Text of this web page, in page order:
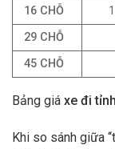
16 CHỖ
29 CHỖ
45 CHỖ
Bảng giá xe đi
Khi so sánh giữa